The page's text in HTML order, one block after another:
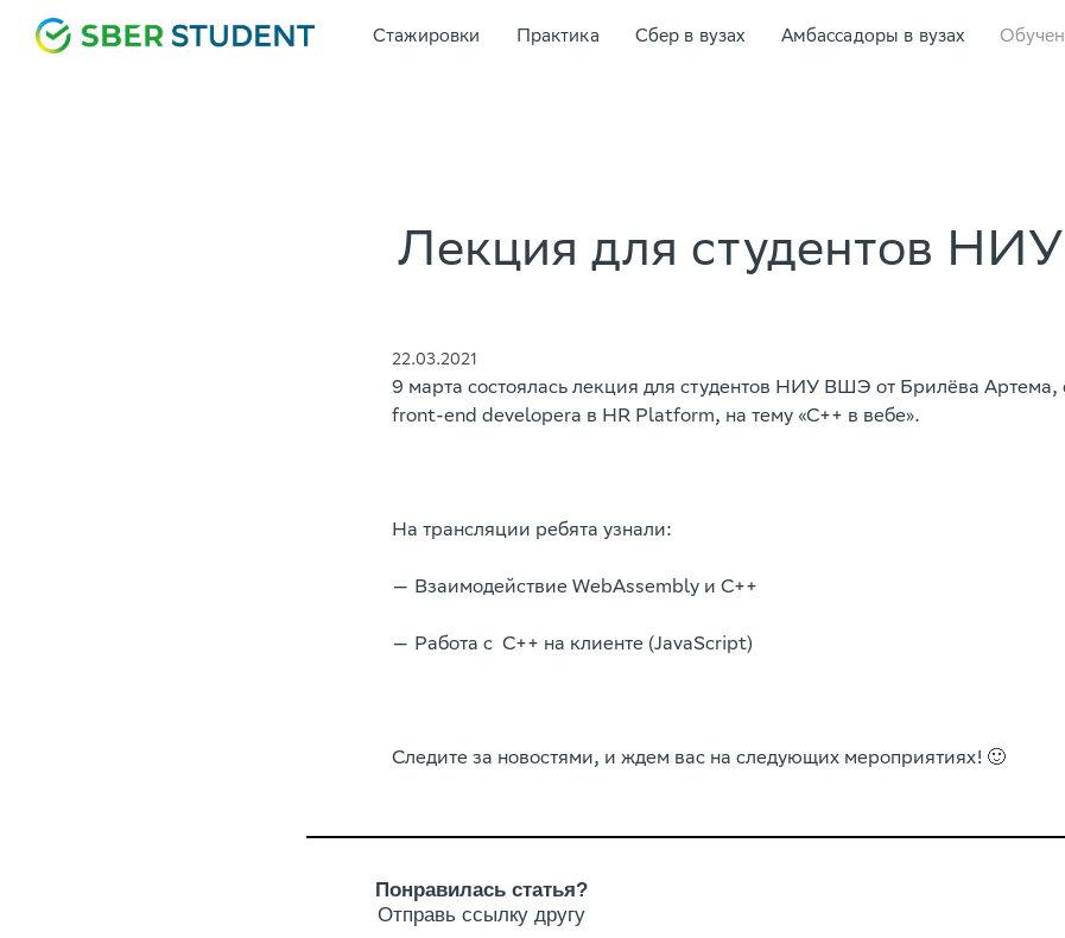
Стажировки Практика Сбер в вузах Амбассадоры в вузах
Лекция для студентов
22.03.2021
9 марта состоялась лекция для студентов НИУ ВШЭ от Брилёва Артема,
front-end developera в HR Platform, на тему «С++ в вебе».
На трансляции ребята узнали:
— Взаимодействие WebAssembly и C++
— Работа с C++ на клиенте (JavaScript)
Следите за новостями, и ждем вас на следующих мероприятиях! 🙂
Понравилась статья?
Отправь ссылку другу